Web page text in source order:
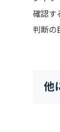
確認す
判断の
他